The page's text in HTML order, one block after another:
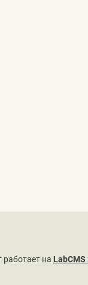
работает на LabCMS